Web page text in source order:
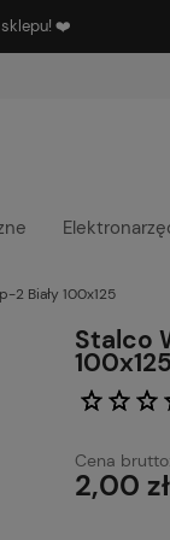
sklepu! ❤️
2 Biały 100x125
Stalco
100x125
Cena brutto:
2,00 zł